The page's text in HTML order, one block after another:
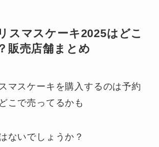
スマスケーキ2025はどこ
販売店舗まとめ
マスケーキを購入するのは予約
こで売ってるかも
ないでしょうか？